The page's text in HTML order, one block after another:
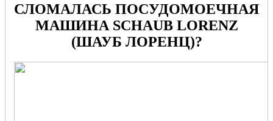
СЛОМАЛАСЬ ПОСУДОМОЕЧНАЯ
МАШИНА SCHAUB LORENZ
(ШАУБ ЛОРЕНЦ)?